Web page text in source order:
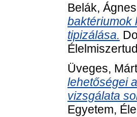
Belák, Ágnes
baktériumok
tipizálása.
Üveges,
lehetőségei
vizsgálata
Egyetem,